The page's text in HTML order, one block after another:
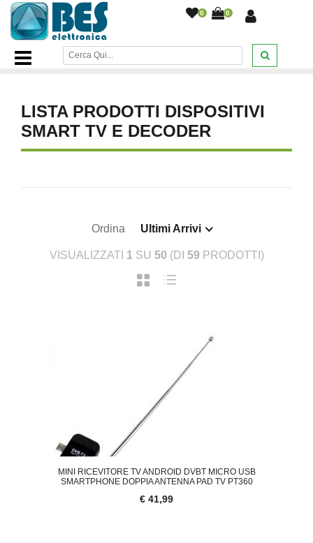
0 0
Home Page/TV AUDIO E VIDEO
Dispositivi Smart TV e
Decoder
LISTA PRODOTTI DISPOSITIVI
SMART TV E DECODER
Ordina Ultimi Arrivi
VISUALIZZATI 1 SU 50 (DI 59 PRODOTTI)
MINI RICEVITORE TV ANDROID DVBT MICRO USB
SMARTPHONE DOPPIA ANTENNA PAD TV PT360
€ 41,99